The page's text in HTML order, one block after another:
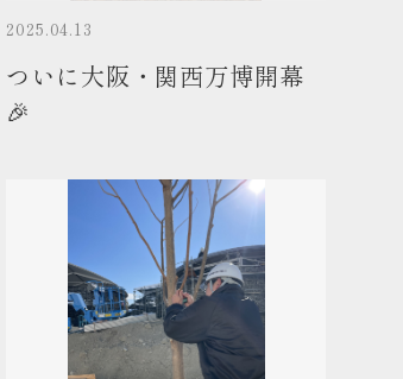
2025.04.13
ついに大阪・関西万博開幕
🎉